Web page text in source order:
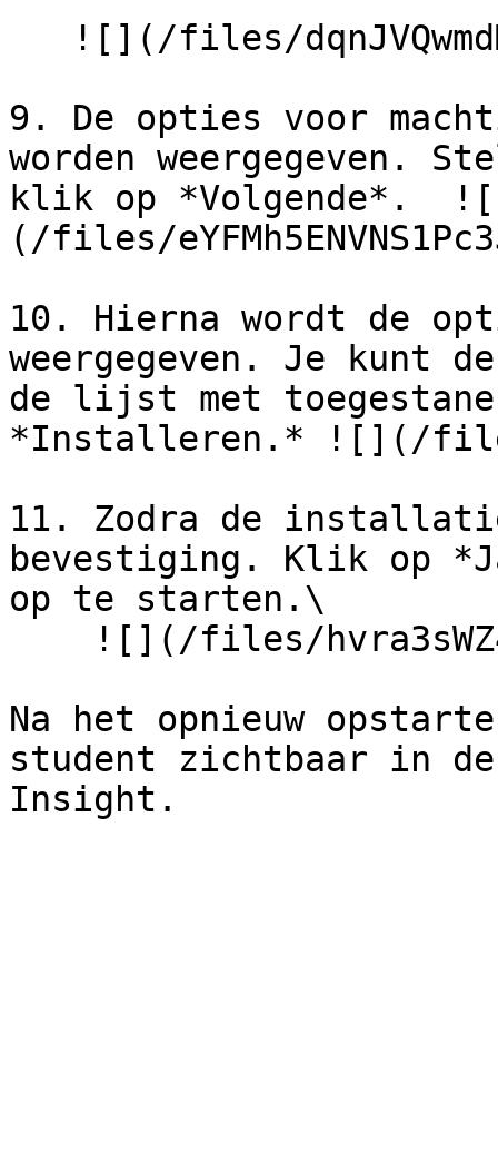
9. De opties voor
worden weergegeven.
klik op *Volgende*.
(/files/
10. Hierna wordt de
weergegeven. Je kunt
de lijst met
*Installeren.* ![](/files/
11. Zodra de
bevestiging. Klik op
op te starten.\
Na het opnieuw
student zichtbaar in de